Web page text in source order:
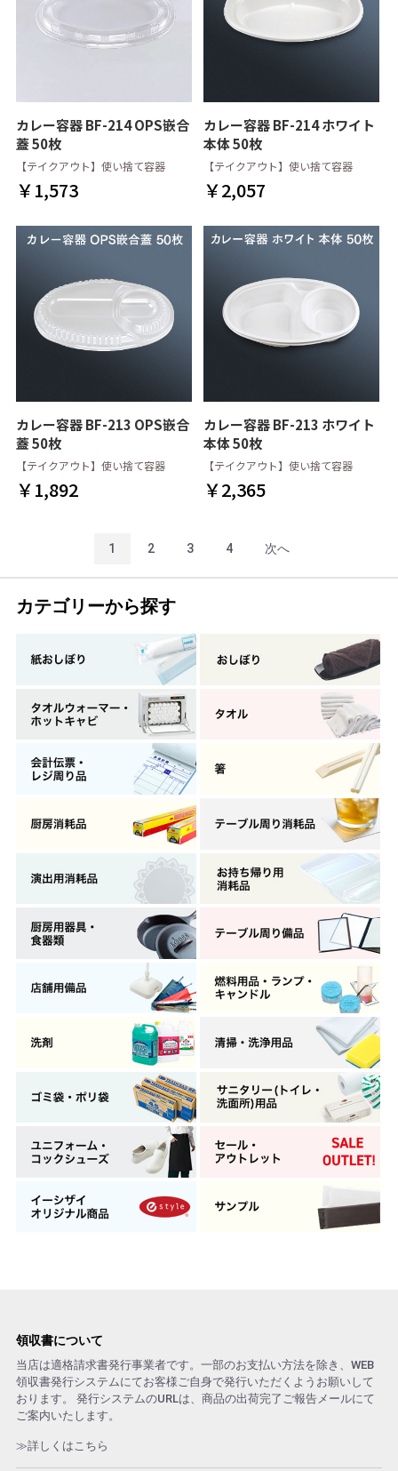
カレー容器 BF-214 OPS嵌合
蓋 50枚
【テイクアウト】使い捨て容器
￥1,573
カレー容器 BF-214 ホワイト
本体 50枚
【テイクアウト】使い捨て容器
￥2,057
カレー容器 BF-213 OPS嵌合
蓋 50枚
【テイクアウト】使い捨て容器
￥1,892
カレー容器 BF-213 ホワイト
本体 50枚
【テイクアウト】使い捨て容器
￥2,365
1 2 3 4 次へ
カテゴリーから探す
領収書について
当店は適格請求書発行事業者です。一部のお支払い方法を除き、WEB
領収書発行システムにてお客様ご自身で発行いただくようお願いして
おります。 発行システムのURLは、商品の出荷完了ご報告メールにて
ご案内いたします。
≫詳しくはこちら